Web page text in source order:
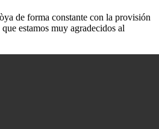
de forma constante con la provisión
estamos muy agradecidos al